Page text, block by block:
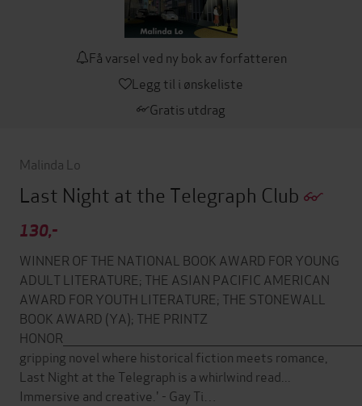
Få varsel ved ny bok av forfatteren
Legg til i ønskeliste
Gratis utdrag
Malinda Lo
Last Night at the Telegraph Club
130,-
WINNER OF THE NATIONAL BOOK AWARD FOR YOUNG
ADULT LITERATURE; THE ASIAN PACIFIC AMERICAN
AWARD FOR YOUTH LITERATURE; THE STONEWALL
BOOK AWARD (YA); THE PRINTZ
gripping novel where historical fiction meets romance,
Last Night at the Telegraph is a whirlwind read...
Immersive and creative.' - Gay Ti…